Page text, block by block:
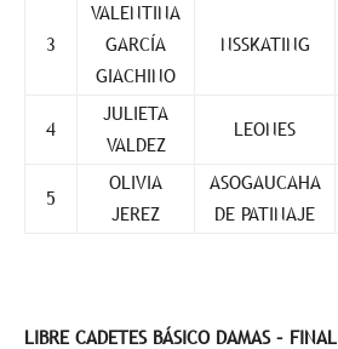
3
VALENTINA
GARCÍA
GIACHINO
NSSKATING
4
JULIETA
VALDEZ
LEONES
5
OLIVIA
JEREZ
ASOGAUCAHA
DE PATINAJE
LIBRE CADETES BÁSICO DAMAS – FINAL